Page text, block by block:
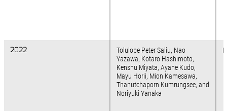
2022
2022
Tolulope Peter Saliu, Nao
Yazawa, Kotaro Hashimoto,
Kenshu Miyata, Ayane Kudo,
Mayu Horii, Mion Kamesawa,
Thanutchaporn Kumrungsee, and
Noriyuki Yanaka